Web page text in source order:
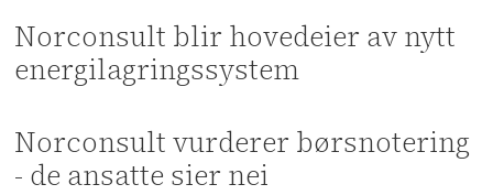
Norconsult blir hovedeier av nytt
energilagringssystem
Norconsult vurderer børsnotering
- de ansatte sier nei